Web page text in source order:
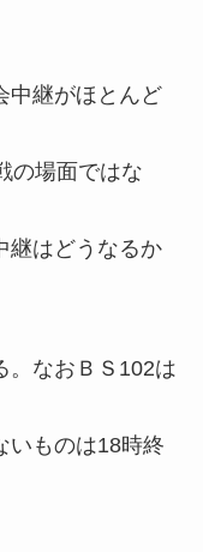
中継がほとんど
の場面ではな
継はどうなるか
。なおＢＳ102は
いものは18時終